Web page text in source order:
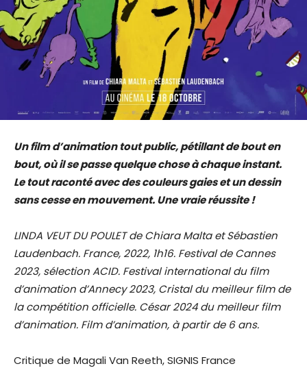
Un film d’animation tout public, pétillant de bout en
bout, où il se passe quelque chose à chaque instant.
Le tout raconté avec des couleurs gaies et un dessin
sans cesse en mouvement. Une vraie réussite !
LINDA VEUT DU POULET de Chiara Malta et Sébastien
Laudenbach. France, 2022, 1h16. Festival de Cannes
2023, sélection ACID. Festival international du film
d’animation d’Annecy 2023, Cristal du meilleur film de
la compétition officielle. César 2024 du meilleur film
d’animation. Film d’animation, à partir de 6 ans.
Critique de Magali Van Reeth, SIGNIS France